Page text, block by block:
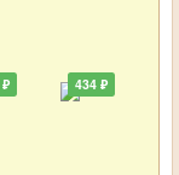
434 ₽